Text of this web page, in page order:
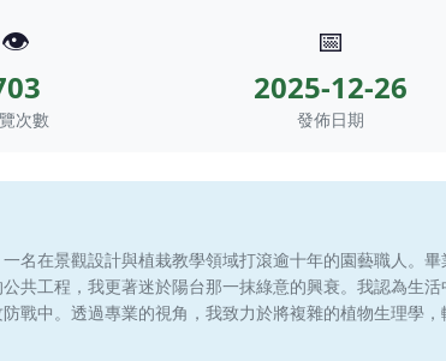
👁️
次數
📅
2025-12-26
發佈日期
名在景觀設計與植栽教學領域打滾逾十年的園藝職人。
共工程，我更著迷於陽台那一抹綠意的興衰。我認為生
戰中。透過專業的視角，我致力於將複雜的植物生理學